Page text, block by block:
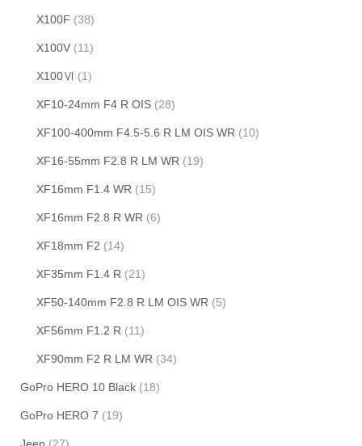
X100F (38)
X100V (11)
X100Ⅵ (1)
XF10-24mm F4 R OIS (28)
XF100-400mm F4.5-5.6 R LM OIS WR (10)
XF16-55mm F2.8 R LM WR (19)
XF16mm F1.4 WR (15)
XF16mm F2.8 R WR (6)
XF18mm F2 (14)
XF35mm F1.4 R (21)
XF50-140mm F2.8 R LM OIS WR (5)
XF56mm F1.2 R (11)
XF90mm F2 R LM WR (34)
GoPro HERO 10 Black (18)
GoPro HERO 7 (19)